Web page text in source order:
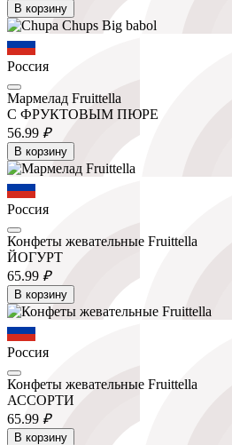
В корзину
Россия
Мармелад Fruittella
С ФРУКТОВЫМ ПЮРЕ
56.99 ₽
В корзину
Россия
Конфеты жевательные Fruittella
ЙОГУРТ
65.99 ₽
В корзину
Россия
Конфеты жевательные Fruittella
АССОРТИ
65.99 ₽
В корзину